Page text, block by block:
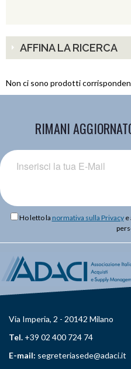
AFFINA LA RICERCA
Non ci sono prodotti
RIMANI
Ho letto la normativa sulla Privacye
Via Imperia, 2 - 20142 Milano
Tel. +39 02 400 724 74
E-mail: segreteriasede@adaci.it